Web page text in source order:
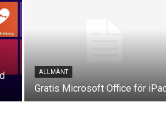
ALLMÄNT
Gratis Microsoft Office för